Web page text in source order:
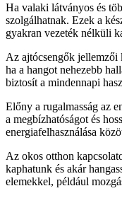
Ha valaki látványos és
szolgálhatnak. Ezek a
gyakran vezeték nélküli
Az ajtócsengők jellemzői
ha a hangot nehezebb
biztosít a mindennapi
Előny a rugalmasság az
a megbízhatóságot és
energiafelhasználása
Az okos otthon
kaphatunk és akár
elemekkel, például